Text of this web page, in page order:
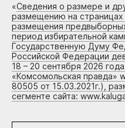
«Сведения о размере и
размещению на страницах
размещения
период избирательной
Государственную Думу
Российской Федерации
18 – 20 сентября 2026
«Комсомольская правда»
80505 от 15.03.2021г.),
сегменте сайта: